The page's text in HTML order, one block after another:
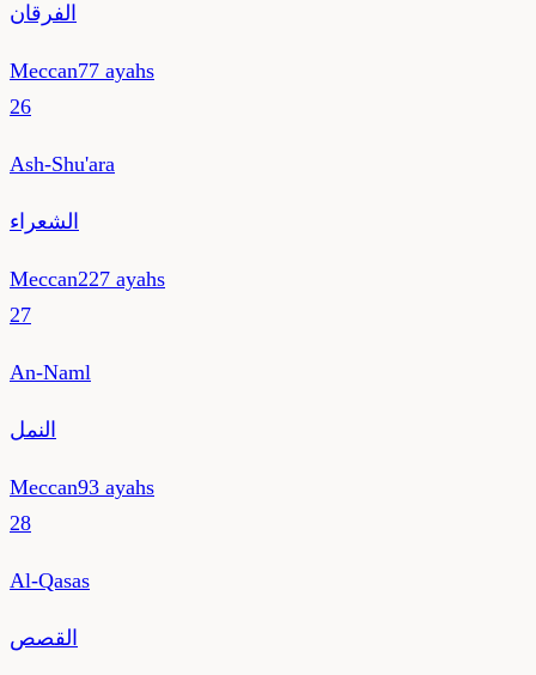
الفرقان
Meccan77 ayahs
26
Ash-Shu'ara
الشعراء
Meccan227 ayahs
27
An-Naml
النمل
Meccan93 ayahs
28
Al-Qasas
القصص